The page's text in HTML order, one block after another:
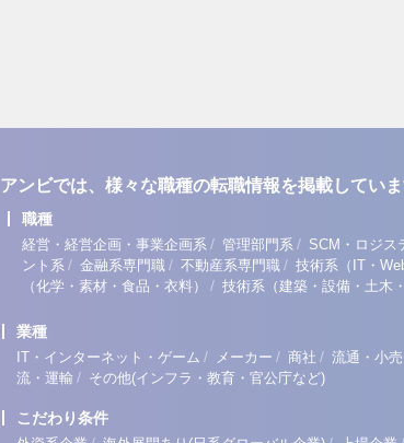
アンビでは、様々な職種の転職情報を掲載していま
職種
経営・経営企画・事業企画系 / 管理部門系 / SCM・ロジス
ント系 / 金融系専門職 / 不動産系専門職 / 技術系（IT・
（化学・素材・食品・衣料）
/ 技術系（建築・設備・土木
業種
IT・インターネット・ゲーム / メーカー / 商社 / 流通・小
流・運輸 / その他(インフラ・教育・官公庁など)
こだわり条件